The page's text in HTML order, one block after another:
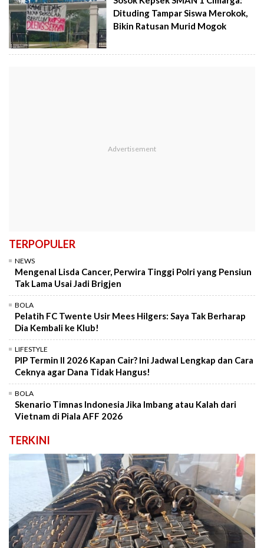
Dituding Tampar Siswa Merokok,
Bikin Ratusan Murid Mogok
TERPOPULER
NEWS
Mengenal Lisda Cancer, Perwira Tinggi Polri yang Pensiun
Tak Lama Usai Jadi Brigjen
BOLA
Pelatih FC Twente Usir Mees Hilgers: Saya Tak Berharap
Dia Kembali ke Klub!
LIFESTYLE
PIP Termin II 2026 Kapan Cair? Ini Jadwal Lengkap dan Cara
Ceknya agar Dana Tidak Hangus!
BOLA
Skenario Timnas Indonesia Jika Imbang atau Kalah dari
Vietnam di Piala AFF 2026
TERKINI